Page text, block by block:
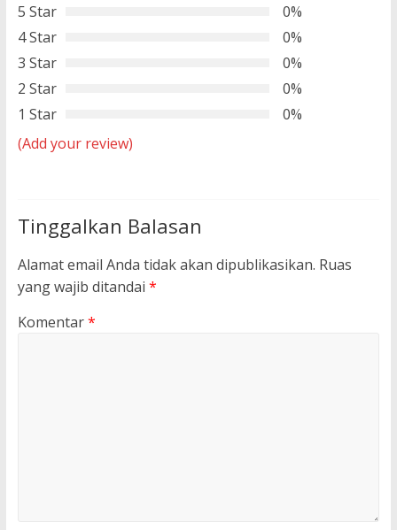
5 Star
0%
4 Star
0%
3 Star
0%
2 Star
0%
1 Star
0%
(Add your review)
Tinggalkan Balasan
Alamat email Anda tidak akan dipublikasikan. Ruas
yang wajib ditandai *
Komentar*